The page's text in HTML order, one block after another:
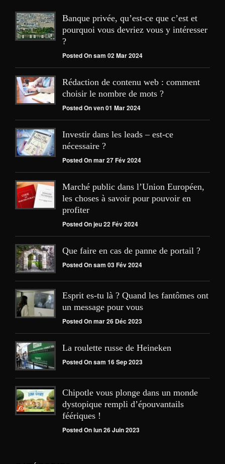
Banque privée, qu’est-ce que c’est et
pourquoi vous devriez vous y intéresser
?
Posted On sam 02 Mar 2024
Rédaction de contenu web : comment
choisir le nombre de mots ?
Posted On ven 01 Mar 2024
Investir dans les leads – est-ce
nécessaire ?
Posted On mar 27 Fév 2024
Marché public dans l’Union Européen,
les choses à savoir pour pouvoir en
profiter
Posted On jeu 22 Fév 2024
Que faire en cas de panne de portail ?
Posted On sam 03 Fév 2024
Esprit es-tu là ? Quand les fantômes ont
un message pour vous
Posted On mar 26 Déc 2023
La roulette russe de Heineken
Posted On sam 16 Sep 2023
Chipotle vous plonge dans un monde
dystopique rempli d’épouvantails
féériques !
Posted On lun 26 Juin 2023